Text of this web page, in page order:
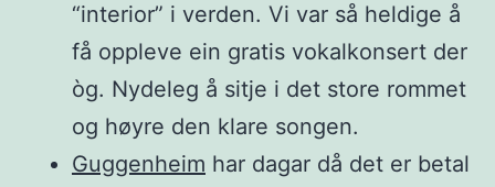
“interior” i verden. Vi var så heldige å
få oppleve ein gratis vokalkonsert der
òg. Nydeleg å sitje i det store rommet
og høyre den klare songen.
Guggenheim har dagar då det er betal